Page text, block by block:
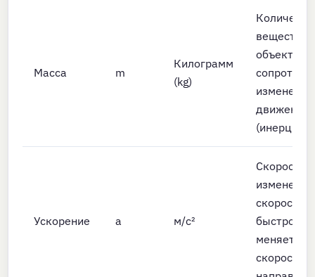
Масса m
Килограмм
(kg)
вещества
объекте;
движении
(инерция)
Ускорение a м/с²
Скорость
изменения
скорости;
быстро
меняется
скорость